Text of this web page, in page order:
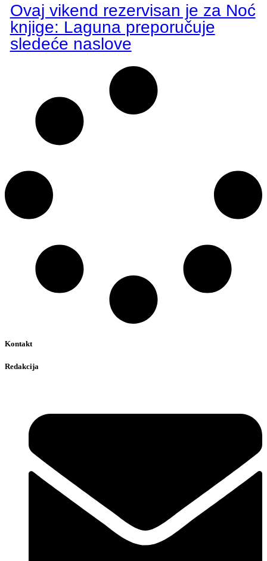
Ovaj vikend rezervisan je za Noć
knjige: Laguna preporučuje
sledeće naslove
Kontakt
Redakcija